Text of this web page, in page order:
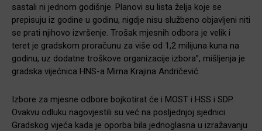
sastali ni jednom godišnje. Planovi su lista želja koje se
prepisuju iz godine u godinu, nigdje nisu službeno objavljeni niti
se prati njihovo izvršenje. Trošak mjesnih odbora je velik i
teret je gradskom proračunu za više od 1,2 milijuna kuna na
godinu, uz dodatne troškove organizacije izbora”, mišljenja je
gradska vijećnica HNS-a Mirna Krajina Andričević.
Izbore za mjesne odbore bojkotirat će i MOST i HSS i SDP.
Ovakvu odluku nagovjestili su već na posljednjoj sjednici
Gradskog vijeća kada je oporba bila jednoglasna u izražavanju